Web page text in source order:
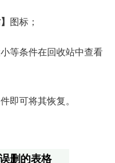
图标；
等条件在回收站中查看
即可将其恢复。
删的表格